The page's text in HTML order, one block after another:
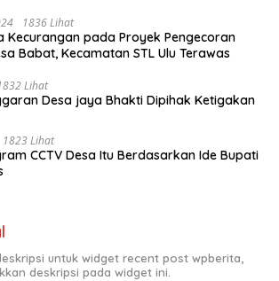
1836 Lihat
Kecurangan pada Proyek Pengecoran
Babat, Kecamatan STL Ulu Terawas
Lihat
Desa jaya Bhakti Dipihak Ketigakan
1823 Lihat
CCTV Desa Itu Berdasarkan Ide Bupati
untuk widget recent post wpberita,
deskripsi pada widget ini.